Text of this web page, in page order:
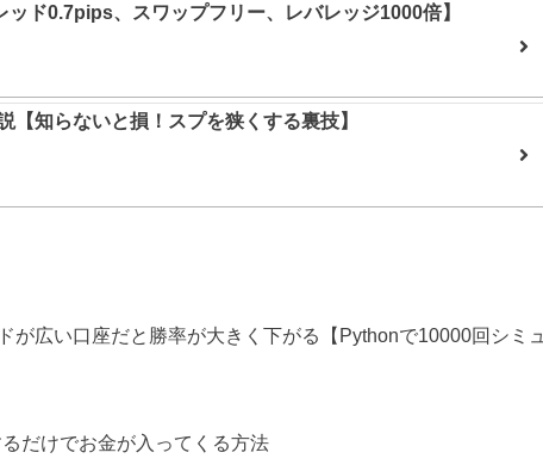
ド0.7pips、スワップフリー、レバレッジ1000倍】
【知らないと損！スプを狭くする裏技】
が広い口座だと勝率が大きく下がる【Pythonで10000回シミュ
るだけでお金が入ってくる方法